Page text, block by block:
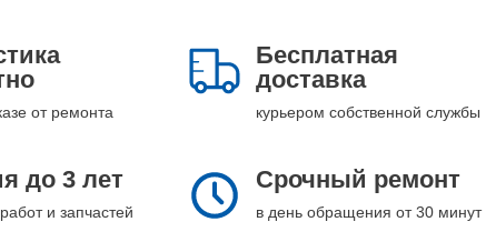
от ремонта
Бесплатная
доставка
курьером собственной службы
до 3 лет
и запчастей
Срочный ремонт
в день обращения от 30 минут